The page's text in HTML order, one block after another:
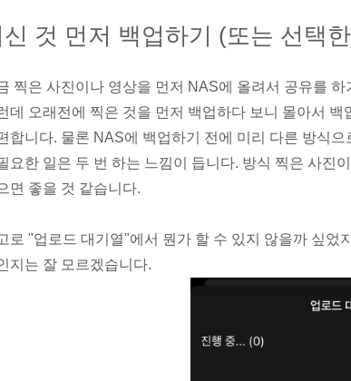
것 먼저 백업하기 (또는 선택
찍은 사진이나 영상을 먼저 NAS에 올려서 공유를
데 오래전에 찍은 것을 먼저 백업하다 보니 몰아서
합니다. 물론 NAS에 백업하기 전에 미리 다른 방식
요한 일은 두 번 하는 느낌이 듭니다. 방식 찍은 사진
면 좋을 것 같습니다.
로 "업로드 대기열"에서 뭔가 할 수 있지 않을까 싶었
지는 잘 모르겠습니다.